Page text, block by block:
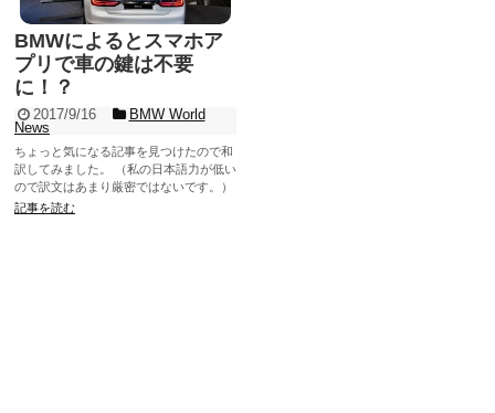
BMWによるとスマホア
プリで車の鍵は不要
に！？
2017/9/16
BMW World
News
ちょっと気になる記事を見つけたので和
訳してみました。 （私の日本語力が低い
ので訳文はあまり厳密ではないです。）
今すぐにも実現し...
記事を読む